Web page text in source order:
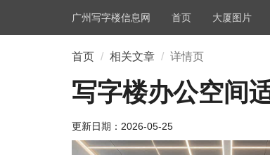
广州写字楼信息网 首页 大厦图片
首页 相关文章 详情页
写字楼办公空间
更新日期： 2026-05-25